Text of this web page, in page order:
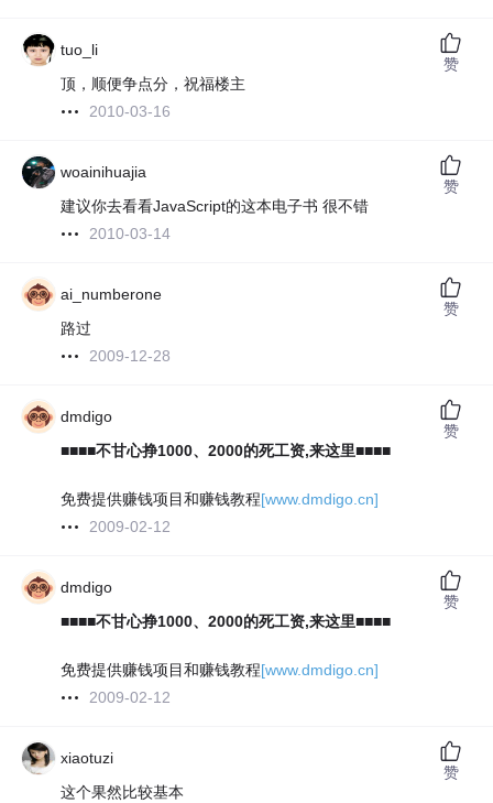
tuo_li
顶，顺便争点分，祝福楼主
2010-03-16
赞
woainihuajia
建议你去看看JavaScript的这本电子书 很不错
2010-03-14
赞
ai_numberone
路过
2009-12-28
赞
dmdigo
■■■■不甘心挣1000、2000的死工资,来这里■■■■
免费提供赚钱项目和赚钱教程[www.dmdigo.cn]
2009-02-12
赞
dmdigo
■■■■不甘心挣1000、2000的死工资,来这里■■■■
免费提供赚钱项目和赚钱教程[www.dmdigo.cn]
2009-02-12
赞
xiaotuzi
这个果然比较基本
赞